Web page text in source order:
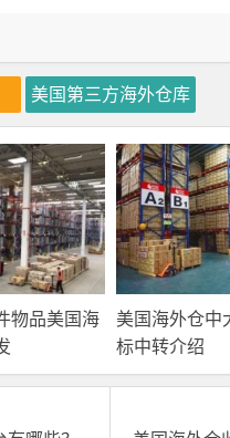
美国第三方海外仓库
物品美国海
美国海外仓中
标中转介绍